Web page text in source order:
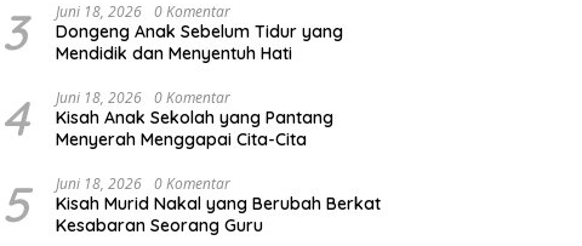
3 Juni 18, 2026 0 Komentar
Dongeng Anak Sebelum Tidur yang
Mendidik dan Menyentuh Hati
4 Juni 18, 2026 0 Komentar
Kisah Anak Sekolah yang Pantang
Menyerah Menggapai Cita-Cita
5 Juni 18, 2026 0 Komentar
Kisah Murid Nakal yang Berubah Berkat
Kesabaran Seorang Guru